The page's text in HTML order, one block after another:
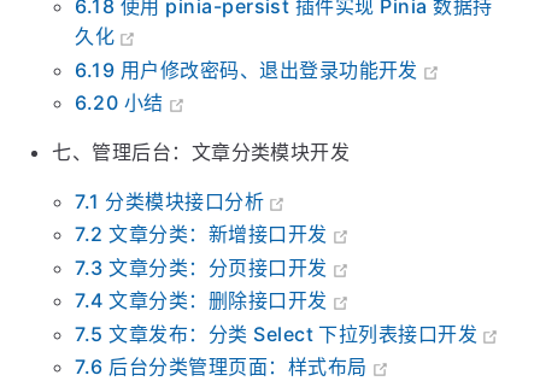
6.18 使用 pinia-persist 插件实现 Pinia 数据持
久化
6.19 用户修改密码、退出登录功能开发
6.20 小结
七、管理后台：文章分类模块开发
7.1 分类模块接口分析
7.2 文章分类：新增接口开发
7.3 文章分类：分页接口开发
7.4 文章分类：删除接口开发
7.5 文章发布：分类 Select 下拉列表接口开发